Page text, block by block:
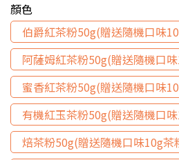
顏色
伯爵紅茶粉50g(贈送隨機口味
阿薩姆紅茶粉50g(贈送隨機口
蜜香紅茶粉50g(贈送隨機口味
有機紅玉茶粉50g(贈送隨機口
焙茶粉50g(贈送隨機口味10g茶